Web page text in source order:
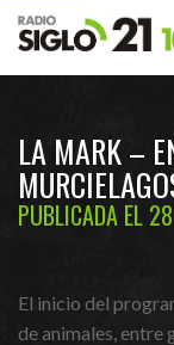
LA MARK –
PUBLICADA EL
El inicio del
de animales, entre